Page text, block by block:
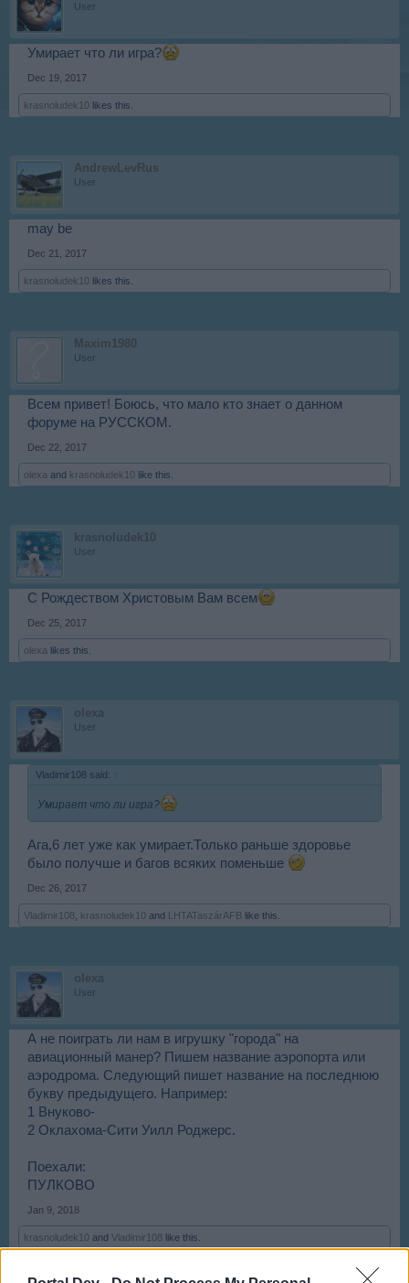
User
Умирает что ли игра?
Dec 19, 2017
krasnoludek10 likes this.
AndrewLevRus
User
may be
Dec 21, 2017
krasnoludek10 likes this.
Maxim1980
User
Всем привет! Боюсь, что мало кто знает о данном
форуме на РУССКОМ.
Dec 22, 2017
olexa and krasnoludek10 like this.
krasnoludek10
User
С Рождеством Христовым Вам всем
Dec 25, 2017
olexa likes this.
olexa
User
Vladimir108 said: ↑
Умирает что ли игра?
Ага,6 лет уже как умирает.Только раньше здоровье
было получше и багов всяких поменьше
Dec 26, 2017
Vladimir108 krasnoludek10 and LHTATaszárAFB like this.
olexa
User
А не поиграть ли нам в игрушку "города" на
авиационный манер? Пишем название аэропорта или
аэродрома. Следующий пишет название на последнюю
букву предыдущего. Например:
1 Внуково-
2 Оклахома-Сити Уилл Роджерс.
Поехали:
ПУЛКОВО
Jan 9, 2018
krasnoludek10 and Vladimir108 like this.